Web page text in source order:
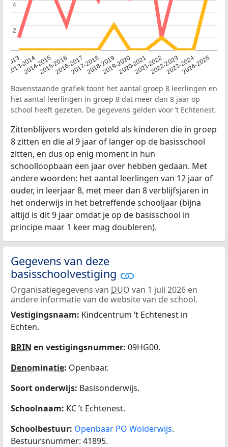
2013
2013-2014
2014-20152015-20162016-20172017-20182018-20192019-20202020-20212021-20222022-20232023-20242024-2025
2
2
4
4
Bovenstaande grafiek toont het aantal groep 8 leerlingen en
het aantal leerlingen in groep 8 dat meer dan 8 jaar op
school heeft gezeten. De gegevens gelden voor ’t Echtenest.
Zittenblijvers worden geteld als kinderen die in groep
8 zitten en die al 9 jaar of langer op de basisschool
zitten, en dus op enig moment in hun
schoolloopbaan een jaar over hebben gedaan. Met
andere woorden: het aantal leerlingen van 12 jaar of
ouder, in leerjaar 8, met meer dan 8 verblijfsjaren in
het onderwijs in het betreffende schooljaar (bijna
altijd is dit 9 jaar omdat je op de basisschool in
principe maar 1 keer mag doubleren).
Gegevens van deze
basisschoolvestiging
Organisatiegegevens van DUO van 1 juli 2026 en
andere informatie van de website van de school.
Vestigingsnaam: Kindcentrum ’t Echtenest in
Echten.
BRIN en vestigingsnummer: 09HG00.
Denominatie: Openbaar.
Soort onderwijs: Basisonderwijs.
Schoolnaam: KC ’t Echtenest.
Schoolbestuur: Openbaar PO Wolderwijs.
Bestuursnummer: 41895.